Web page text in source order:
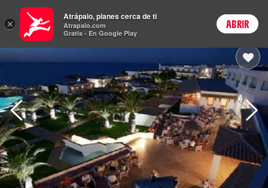
Hoteles Login
×
Atrápalo, planes cerca de ti
Atrapalo.com
Gratis - En Google Play
ABRIR